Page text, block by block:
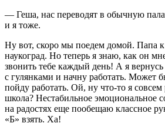
— Геша, нас переводят в обычную
и я тоже.
Ну вот, скоро мы поедем домой. Папа
наукоград. Но теперь я знаю, как он
звонить тебе каждый день! А я
с гулянками и начну работать. Может
пойду работать. Ой, ну что-то я совсем
школа? Нестабильное эмоциональное
на радостях еще пообещаю классное
«Б» взять. Ха!